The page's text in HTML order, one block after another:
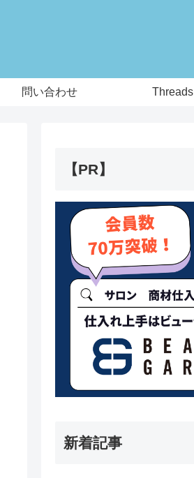
問い合わせ Threads
【PR】
新着記事